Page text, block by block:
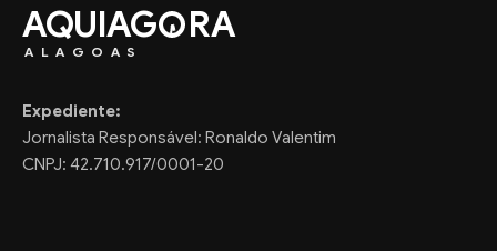
AQUIAG RA
ALAGOAS
Expediente:
Jornalista Responsável: Ronaldo Valentim
CNPJ: 42.710.917/0001-20